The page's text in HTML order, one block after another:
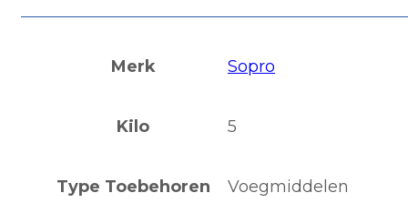
Merk Sopro
Kilo 5
Type Toebehoren Voegmiddelen